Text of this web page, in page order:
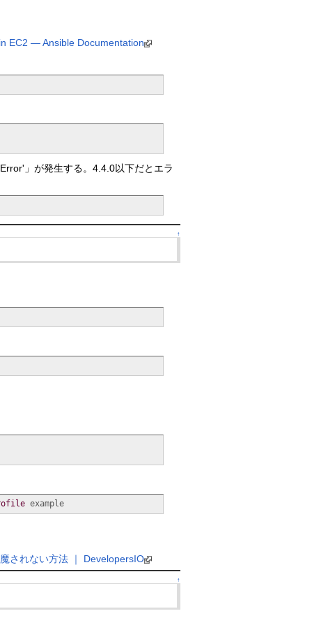
EC2 — Ansible Documentation
」が発生する。4.4.0以下だとエラ
↑
example
されない方法 ｜ DevelopersIO
↑